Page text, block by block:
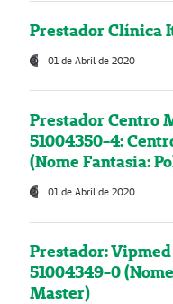
Prestador Clínica
01 de Abril de 2020
Prestador Centro
51004350-4:
(Nome Fantasia:
01 de Abril de 2020
Prestador:
51004349-0
Master)